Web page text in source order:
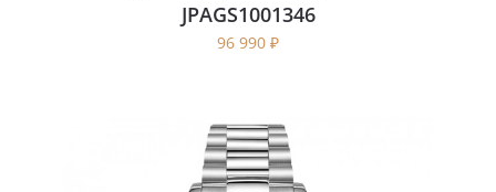
JPAGS1001346
96 990 ₽